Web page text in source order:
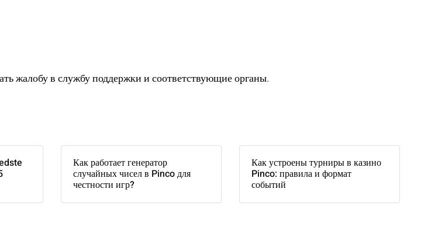
жалобу в службу поддержки и соответствующие органы.
Как работает генератор
случайных чисел в Pinco для
честности игр?
Как устроены турниры в казино
Pinco: правила и формат
событий